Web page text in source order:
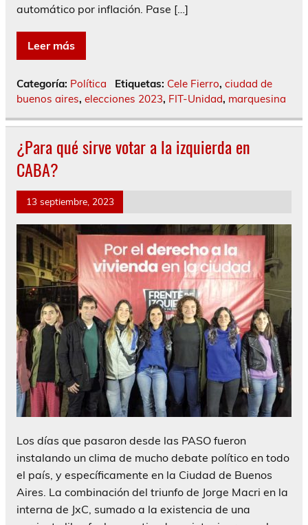
automático por inflación. Pase […]
Leer más
Categoría: Política Etiquetas: Cele Fierro, ciudad de
buenos aires, elecciones 2023, FIT-Unidad, marquesina
¿Para qué sirve votar a la izquierda en
CABA?
13 septiembre, 2023
Los días que pasaron desde las PASO fueron
instalando un clima de mucho debate político en todo
el país, y específicamente en la Ciudad de Buenos
Aires. La combinación del triunfo de Jorge Macri en la
interna de JxC, sumado a la existencia de una